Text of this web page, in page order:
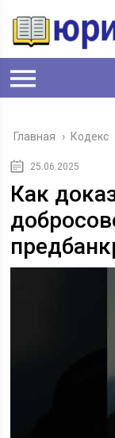
Главная › Кодекс
25.06.2025
Как